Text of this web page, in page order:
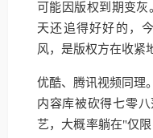
可能因版权到期变
天还追得好好的，
风，是版权方在收紧
优酷、腾讯视频同理
内容库被砍得七零
艺，大概率躺在"仅